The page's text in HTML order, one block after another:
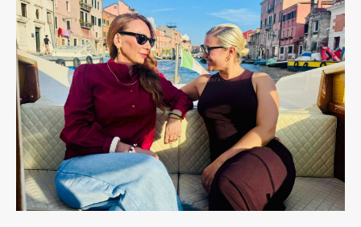
a
Hollywood:
The
Color
of
the
Sun,
il